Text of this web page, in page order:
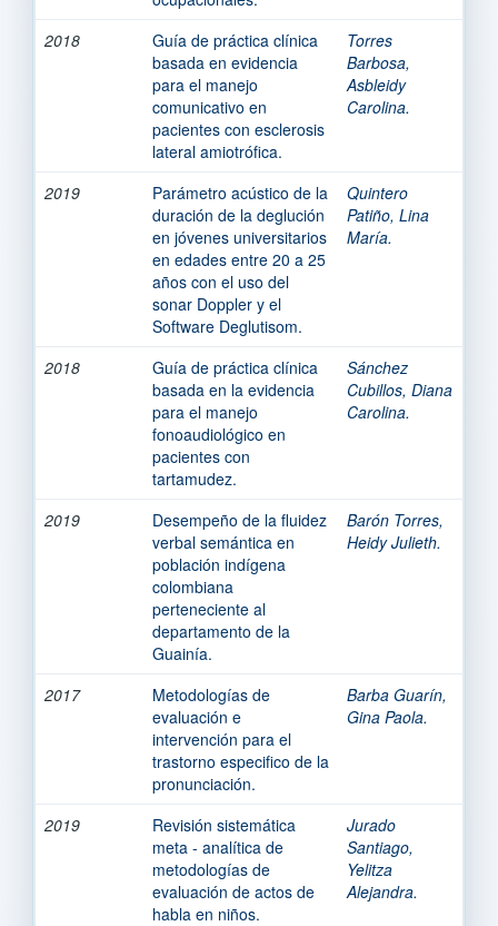
2018
Guía de práctica clínica
basada en evidencia
para el manejo
comunicativo en
pacientes con esclerosis
lateral amiotrófica.
Torres
Barbosa,
Asbleidy
Carolina.
2019
Parámetro acústico de la
duración de la deglución
en jóvenes universitarios
en edades entre 20 a 25
años con el uso del
sonar Doppler y el
Software Deglutisom.
Quintero
Patiño, Lina
María.
2018
Guía de práctica clínica
basada en la evidencia
para el manejo
fonoaudiológico en
pacientes con
tartamudez.
Sánchez
Cubillos, Diana
Carolina.
2019
Desempeño de la fluidez
verbal semántica en
población indígena
colombiana
perteneciente al
departamento de la
Guainía.
Barón Torres,
Heidy Julieth.
2017
Metodologías de
evaluación e
intervención para el
trastorno especifico de la
pronunciación.
Barba Guarín,
Gina Paola.
2019
Revisión sistemática
meta - analítica de
metodologías de
evaluación de actos de
habla en niños.
Jurado
Santiago,
Yelitza
Alejandra.